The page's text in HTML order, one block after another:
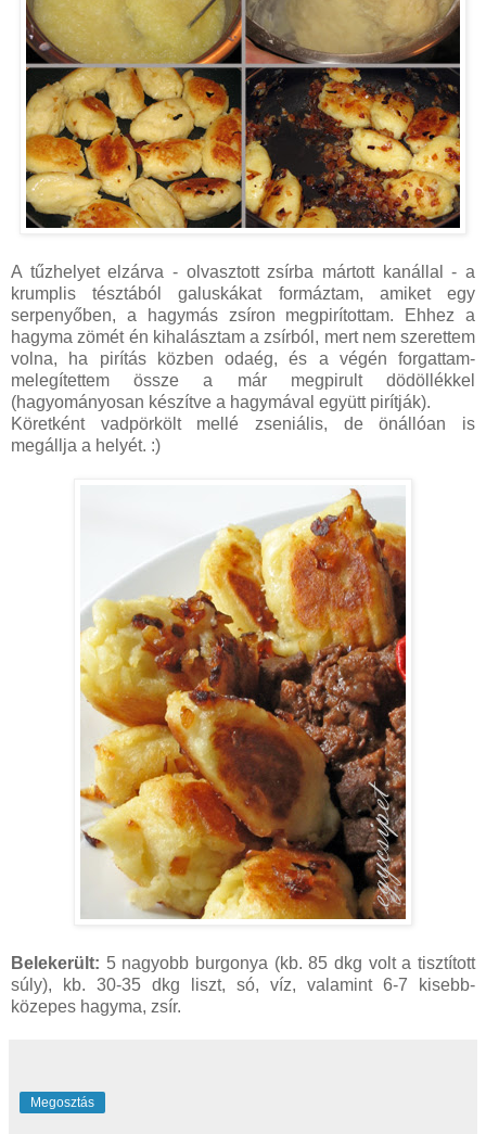
A tűzhelyet elzárva - olvasztott zsírba mártott kanállal - a
krumplis tésztából galuskákat formáztam, amiket egy
serpenyőben, a hagymás zsíron megpirítottam. Ehhez a
hagyma zömét én kihalásztam a zsírból, mert nem szerettem
volna, ha pirítás közben odaég, és a végén forgattam-
melegítettem össze a már megpirult dödöllékkel
(hagyományosan készítve a hagymával együtt pirítják).
Köretként vadpörkölt mellé zseniális, de önállóan is
megállja a helyét. :)
Belekerült: 5 nagyobb burgonya (kb. 85 dkg volt a tisztított
súly), kb. 30-35 dkg liszt, só, víz, valamint 6-7 kisebb-
közepes hagyma, zsír.
Megosztás